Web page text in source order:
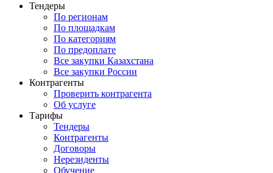
Тендеры
По регионам
По площадкам
По категориям
По предоплате
Все закупки Казахстана
Все закупки России
Контрагенты
Проверить контрагента
Об услуге
Тарифы
Тендеры
Контрагенты
Договоры
Нерезиденты
Обучение